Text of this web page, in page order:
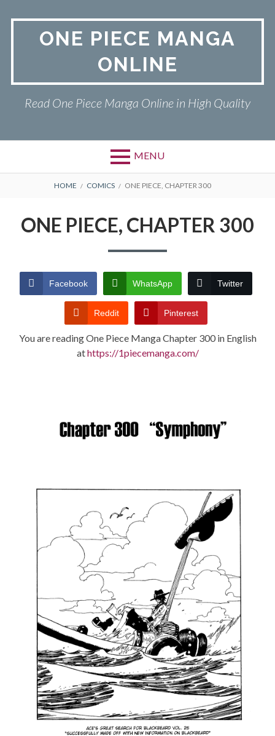
ONE PIECE MANGA
ONLINE
Read One Piece Manga Online in High Quality
MENU
Primary
ONE PIECE
TERMS AND
CONDITIONS
BREADCRUMBS
HOME COMICS ONE PIECE, CHAPTER 300
ONE PIECE, CHAPTER 300
Facebook WhatsApp Twitter
Reddit Pinterest
You are reading One Piece Manga Chapter 300 in English
athttps://1piecemanga.com/